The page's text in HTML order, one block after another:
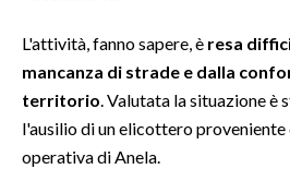
3 MINUTI CON
INSULARITÀ
L'attività, fanno sapere, è resa
mancanza di strade e dalla
territorio . Valutata la situazione è
l'ausilio di un elicottero proveniente
operativa di Anela.